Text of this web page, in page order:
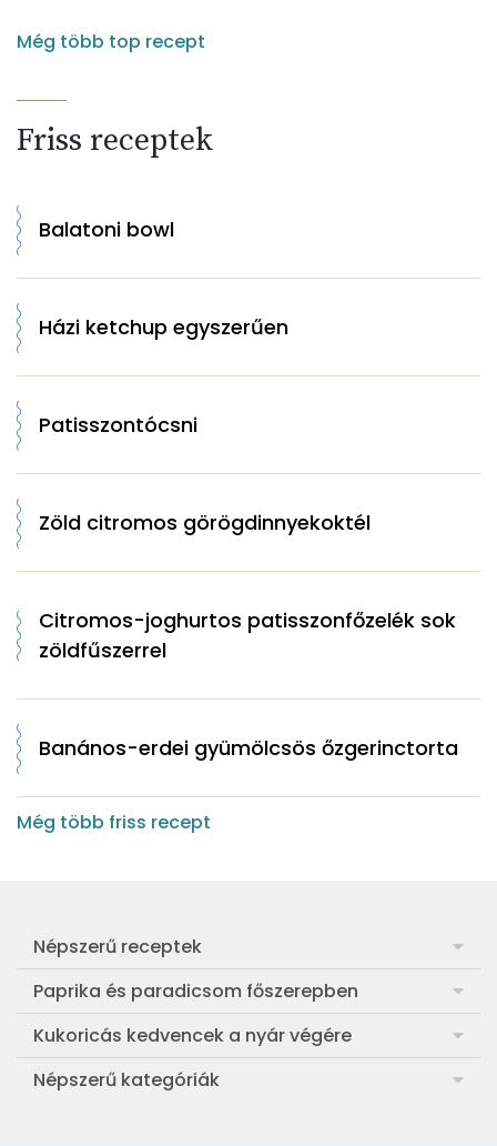
Még több top recept
Friss receptek
Balatoni bowl
Házi ketchup egyszerűen
Patisszontócsni
Zöld citromos görögdinnyekoktél
Citromos-joghurtos patisszonfőzelék sok
zöldfűszerrel
Banános-erdei gyümölcsös őzgerinctorta
Még több friss recept
Népszerű receptek
Frankfurti leves
Egyszerű muffin
Aranygaluska
Paprika és paradicsom főszerepben
Pan con Tomate
Paradicsom és paprika eltevése télre
Kukoricás kedvencek a nyár végére
Legfinomabb főtt kukorica
Népszerű kategóriák